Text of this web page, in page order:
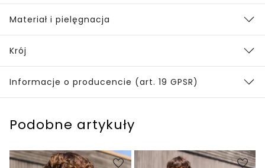
Materiał i pielęgnacja
Krój
Informacje o producencie (art. 19 GPSR)
Podobne artykuły